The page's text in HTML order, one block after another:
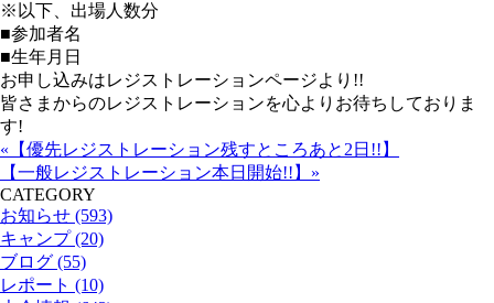
※以下、出場人数分
■参加者名
■生年月日
お申し込みはレジストレーションページより!!
皆さまからのレジストレーションを心よりお待ちしておりま
す!
«【優先レジストレーション残すところあと2日!!】
【一般レジストレーション本日開始!!】»
CATEGORY
お知らせ (593)
キャンプ (20)
ブログ (55)
レポート (10)